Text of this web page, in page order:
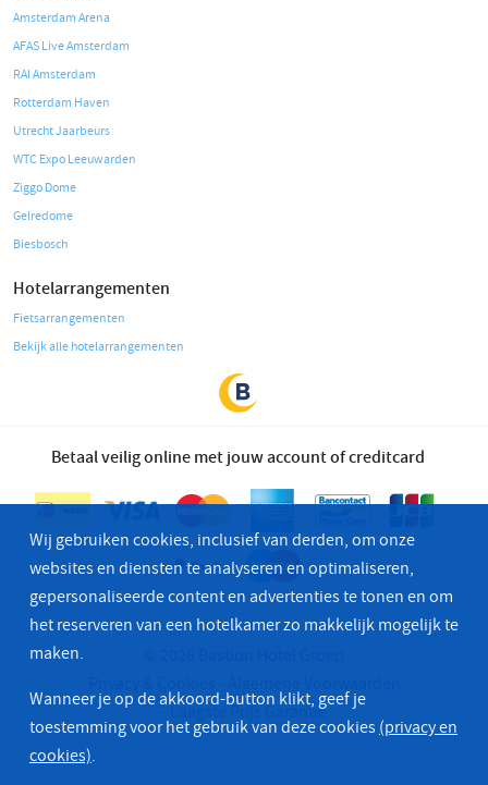
Amsterdam Arena
AFAS Live Amsterdam
RAI Amsterdam
Rotterdam Haven
Utrecht Jaarbeurs
WTC Expo Leeuwarden
Ziggo Dome
Gelredome
Biesbosch
Hotelarrangementen
Fietsarrangementen
Bekijk alle hotelarrangementen
Betaal veilig online met jouw account of creditcard
Laagste Prijs Garantie
Wij gebruiken cookies, inclusief van derden, om onze
websites en diensten te analyseren en optimaliseren,
gepersonaliseerde content en advertenties te tonen en om
het reserveren van een hotelkamer zo makkelijk mogelijk te
maken.
Wanneer je op de akkoord-button klikt, geef je
toestemming voor het gebruik van deze cookies (privacy en
cookies).